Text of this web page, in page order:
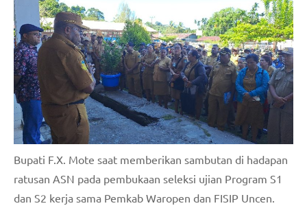
Bupati F.X. Mote saat memberikan sambutan di hadapan
ratusan ASN pada pembukaan seleksi ujian Program S1
dan S2 kerja sama Pemkab Waropen dan FISIP Uncen.